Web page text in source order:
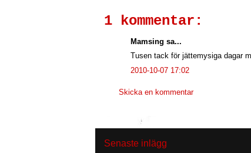
1 kommentar:
Mamsing sa...
Tusen tack för jättemysiga dagar
2010-10-07 17:02
Skicka en kommentar
Senaste inlägg